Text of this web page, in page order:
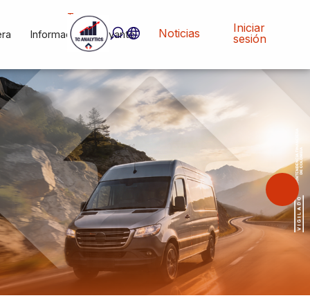
Información Relevante
Tc
Analytics
Noticias
Iniciar
sesión